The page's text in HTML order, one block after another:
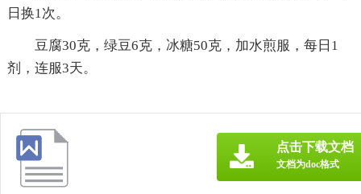
日换1次。
豆腐30克，绿豆6克，冰糖50克，加水煎服，每日1
剂，连服3天。
点击下载文档
文档为doc格式